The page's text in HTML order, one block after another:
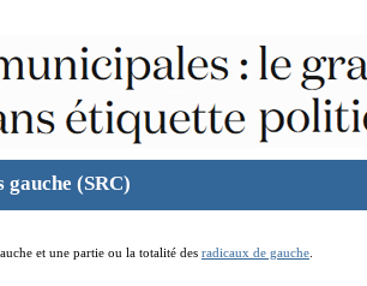
(SRC)
et une partie ou la totalité des radicaux de gauche